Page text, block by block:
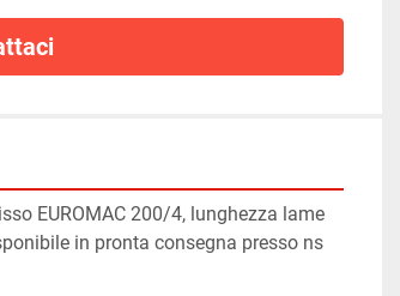
EUROMAC 200/4, lunghezza lame
in pronta consegna presso ns